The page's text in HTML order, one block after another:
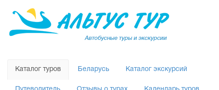
Каталог туров Беларусь Каталог экскурсий